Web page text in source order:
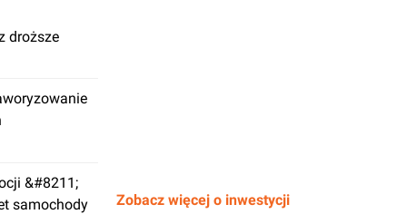
droższe
&#8211;
samochody
Zobacz więcej o inwestycji